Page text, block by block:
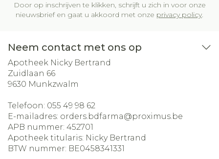
Door op inschrijven te klikken, schrijft u zich in voor onze
nieuwsbrief en gaat u akkoord met onze privacy policy.
Neem contact met ons op
Apotheek Nicky Bertrand
Zuidlaan 66
9630 Munkzwalm
Telefoon: 055 49 98 62
E-mailadres: orders.bdfarma@proximus.be
APB nummer: 452701
Apotheek titularis: Nicky Bertrand
BTW nummer: BE0458341331